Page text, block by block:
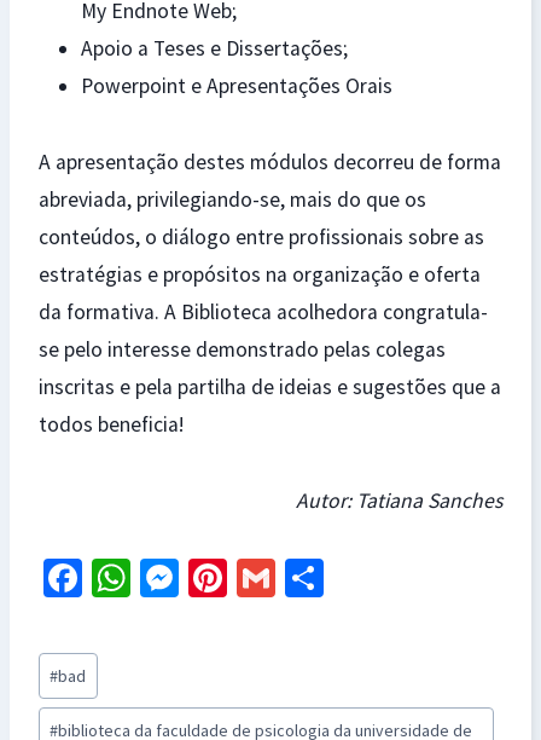
My Endnote Web;
Apoio a Teses e Dissertações;
Powerpoint e Apresentações Orais
A apresentação destes módulos decorreu de forma
abreviada, privilegiando-se, mais do que os
conteúdos, o diálogo entre profissionais sobre as
estratégias e propósitos na organização e oferta
da formativa. A Biblioteca acolhedora congratula-
se pelo interesse demonstrado pelas colegas
inscritas e pela partilha de ideias e sugestões que a
todos beneficia!
Autor: Tatiana Sanches
Fa
b
o
W
sA
M
n
Pi
es
G
l
e
Post
Tags:
#bad
#biblioteca da faculdade de psicologia da universidade de